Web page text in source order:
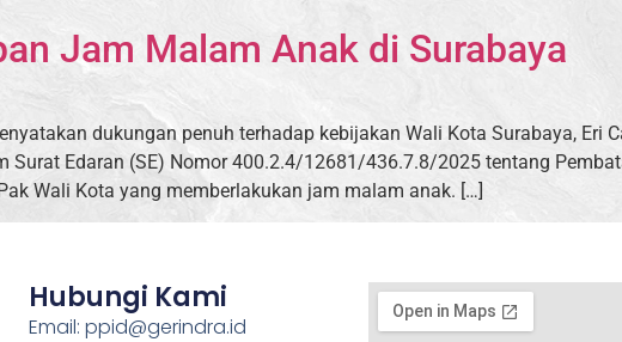
Jam Malam Anak di Surabaya
dukungan penuh terhadap kebijakan Wali Kota Surabaya, Eri
Edaran (SE) Nomor 400.2.4/12681/436.7.8/2025 tentang
Wali Kota yang memberlakukan jam malam anak. […]
Hubungi Kami
Email: ppid@gerindra.id